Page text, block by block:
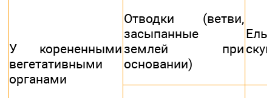
У корененными
вегетативными
органами
Отводки (ветви,
засыпанные
землей при
основании)